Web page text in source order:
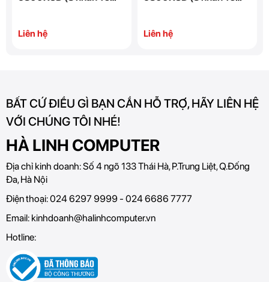
Liên hệ Liên hệ
BẤT CỨ ĐIỀU GÌ BẠN CẦN HỖ TRỢ, HÃY LIÊN HỆ
VỚI CHÚNG TÔI NHÉ!
HÀ LINH COMPUTER
Địa chỉ kinh doanh:Số 4 ngõ 133 Thái Hà, P.Trung Liệt, Q.Đống
Đa, Hà Nội
Điện thoại:024 6297 9999 - 024 6686 7777
Email: kinhdoanh@halinhcomputer.vn
Hotline: